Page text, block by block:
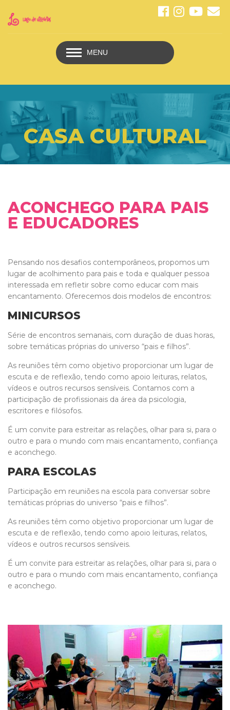
MENU
CASA CULTURAL
ACONCHEGO PARA PAIS
E EDUCADORES
Pensando nos desafios contemporâneos, propomos um
lugar de acolhimento para pais e toda e qualquer pessoa
interessada em refletir sobre como educar com mais
encantamento. Oferecemos dois modelos de encontros:
MINICURSOS
Série de encontros semanais, com duração de duas horas,
sobre temáticas próprias do universo “pais e filhos”.
As reuniões têm como objetivo proporcionar um lugar de
escuta e de reflexão, tendo como apoio leituras, relatos,
vídeos e outros recursos sensíveis. Contamos com a
participação de profissionais da área da psicologia,
escritores e filósofos.
É um convite para estreitar as relações, olhar para si, para o
outro e para o mundo com mais encantamento, confiança
e aconchego.
PARA ESCOLAS
Participação em reuniões na escola para conversar sobre
temáticas próprias do universo “pais e filhos”.
As reuniões têm como objetivo proporcionar um lugar de
escuta e de reflexão, tendo como apoio leituras, relatos,
vídeos e outros recursos sensíveis.
É um convite para estreitar as relações, olhar para si, para o
outro e para o mundo com mais encantamento, confiança
e aconchego.